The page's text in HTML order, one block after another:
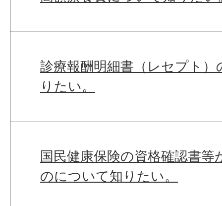
診療報酬明細書（レセプト
りたい。
国民健康保険の資格確認書
のについて知りたい。